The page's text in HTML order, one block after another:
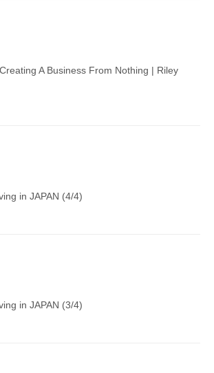
A Business From Nothing | Riley
in JAPAN (4/4)
in JAPAN (3/4)